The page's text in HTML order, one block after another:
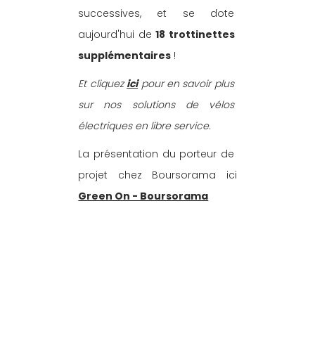
successives, et se dote
aujourd'hui de 18 trottinettes
supplémentaires !
Et cliquez ici pour en savoir plus
sur nos solutions de vélos
électriques en libre service.
La présentation du porteur de
projet chez Boursorama ici
Green On - Boursorama